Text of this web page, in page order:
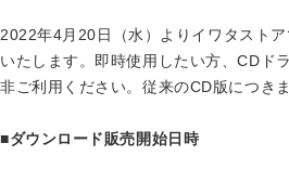
2022年4月20日（水）よりイワタスト
いたします。即時使用したい方、CDド
非ご利用ください。従来のCD版につき
■ダウンロード販売開始日時